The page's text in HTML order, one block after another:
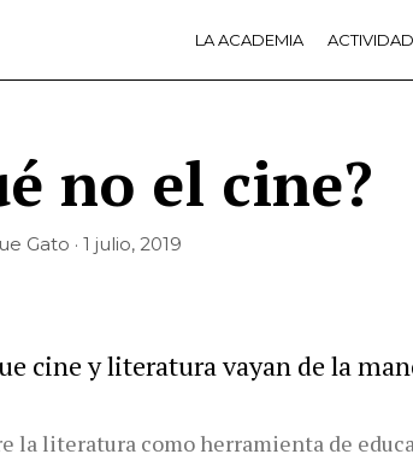
LA ACADEMIA
no el cine?
Gato · 1 julio, 2019
cine y literatura vayan de la
la literatura como herramienta de
LA ACADEMIA